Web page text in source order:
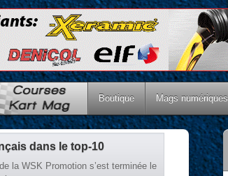
Boutique Mags numériques
dans le top-10
la WSK Promotion s’est terminée le